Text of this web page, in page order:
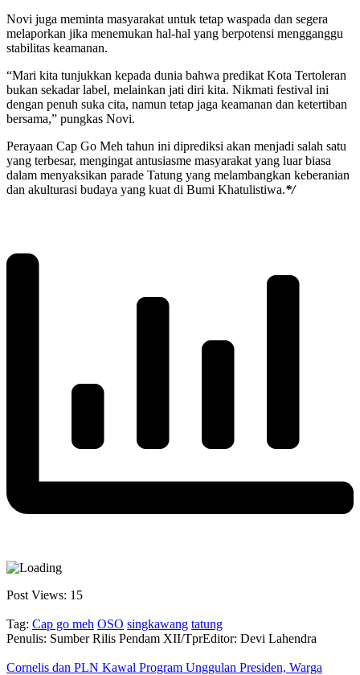
Novi juga meminta masyarakat untuk tetap waspada dan segera
melaporkan jika menemukan hal-hal yang berpotensi mengganggu
stabilitas keamanan.
“Mari kita tunjukkan kepada dunia bahwa predikat Kota Tertoleran
bukan sekadar label, melainkan jati diri kita. Nikmati festival ini
dengan penuh suka cita, namun tetap jaga keamanan dan ketertiban
bersama,” pungkas Novi.
Perayaan Cap Go Meh tahun ini diprediksi akan menjadi salah satu
yang terbesar, mengingat antusiasme masyarakat yang luar biasa
dalam menyaksikan parade Tatung yang melambangkan keberanian
dan akulturasi budaya yang kuat di Bumi Khatulistiwa.*/
Post Views: 15
Tag: Cap go meh OSO singkawang tatung
Penulis: Sumber Rilis Pendam XII/TprEditor: Devi Lahendra
Cornelis dan PLN Kawal Program Unggulan Presiden, Warga